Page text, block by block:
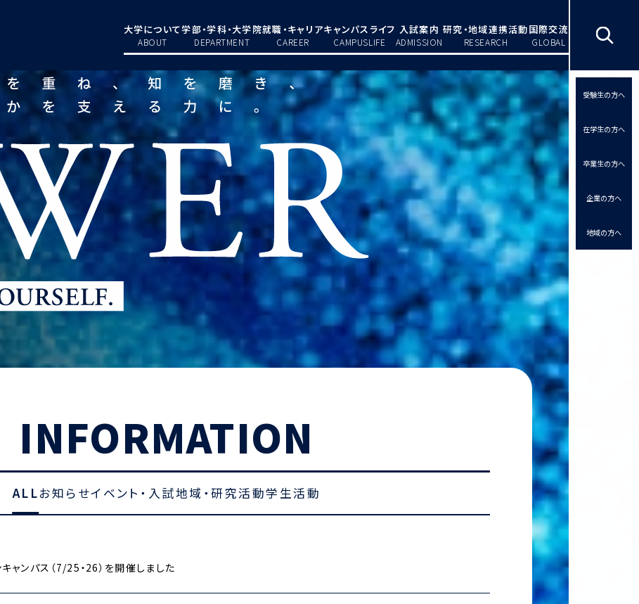
大学について
ABOUT
学部・学科・大学院
DEPARTMENT
就職・キャリア
CAREER
キャンパスライフ
CAMPUSLIFE
入試案内
ADMISSION
研究・地域連携活動
RESEARCH
国際交流
GLOBAL
受験生の方へ
在学生の方へ
卒業生の方へ
企業の方へ
地域の方へ
INFORMATION
ALLお知らせイベント・入試地域・研究活動学生活動
ャンパス（7/25・26）を開催しました 2026.07.06